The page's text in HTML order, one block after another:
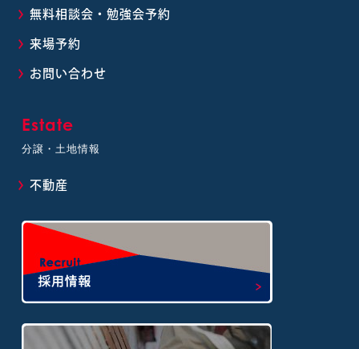
無料相談会・勉強会予約
来場予約
お問い合わせ
Estate
分譲・土地情報
不動産